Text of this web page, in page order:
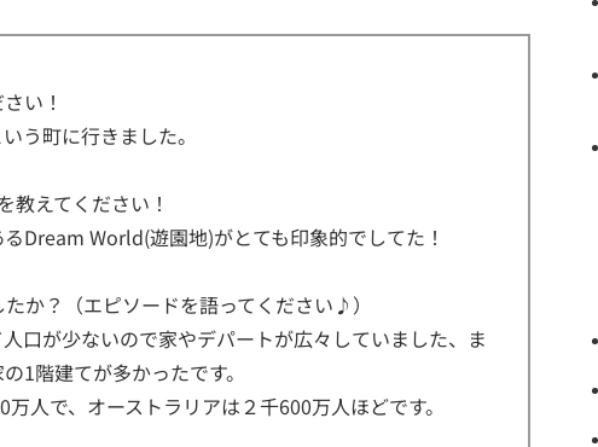
い！
う町に行きました。
えてください！
Dream World(遊園地)がとても印象的でしてた！
か？（エピソードを語ってください♪）
口が少ないので家やデパートが広々していました、ま
1階建てが多かったです。
人で、オーストラリアは２千600万人ほどです。